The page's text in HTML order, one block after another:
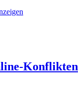
Konflikten